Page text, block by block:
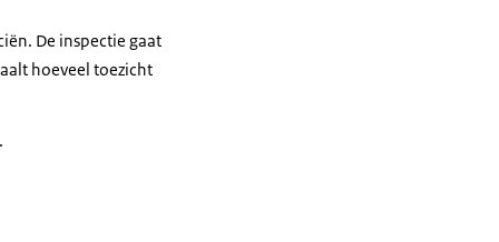
De inspectie gaat
hoeveel toezicht